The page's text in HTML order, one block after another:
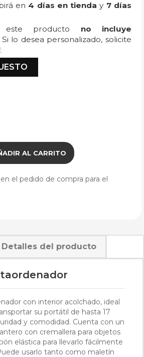
en 4 días en tienda y 7 días
producto no incluye
Si lo desea personalizado, solicite
AL CARRITO
el pedido de compra para el
Detalles del producto
con interior acolchado, ideal
su portátil de hasta 17
y comodidad. Cuenta con un
con cremallera para objetos
elástica para llevarlo fácilmente
usarlo tanto como maletín